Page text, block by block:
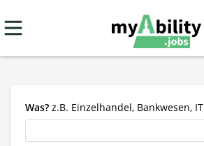
Was? z.B. Einzelhandel, Bankwesen, IT